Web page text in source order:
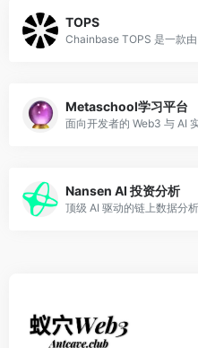
TOPS
Metaschool学习平台
Nansen AI 投资分析